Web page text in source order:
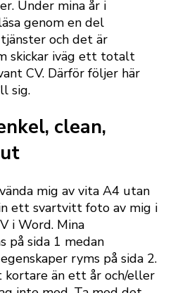
Under mina år i
genom en del
och det är
skickar iväg ett totalt
CV. Därför följer här
sig.
clean,
mig av vita A4 utan
ett svartvitt foto av mig i
i Word. Mina
på sida 1 medan
ryms på sida 2.
kortare än ett år och/eller